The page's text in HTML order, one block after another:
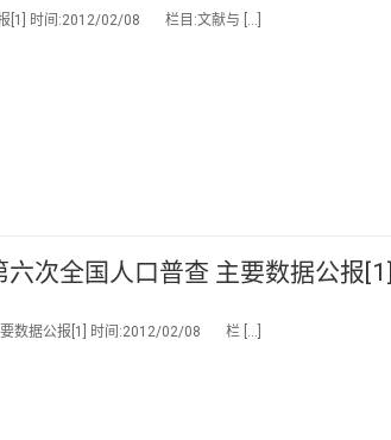
报[1] 时间:2012/02/08 栏目:文献与 […]
次全国人口普查 主要数据公报[1]
要数据公报[1] 时间:2012/02/08 栏 […]